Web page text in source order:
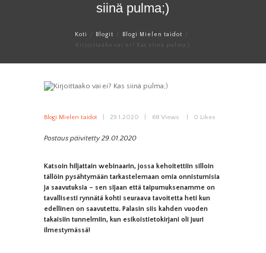
siinä pulma;)
Koti Blogit
Blogi Mielen taidot
Kirjoittaako vai ei? Kas siinä pulma;)
Blogi Mielen taidot 29.1.2020 68 Views 0 Likes
Postaus päivitetty 29.01.2020
Katsoin hiljattain webinaarin, jossa kehoitettiin silloin
tällöin pysähtymään tarkastelemaan omia onnistumisia
ja saavutuksia – sen sijaan että taipumuksenamme on
tavallisesti rynnätä kohti seuraava tavoitetta heti kun
edellinen on saavutettu. Palasin siis kahden vuoden
takaisiin tunnelmiin, kun esikoistietokirjani oli juuri
ilmestymässä!